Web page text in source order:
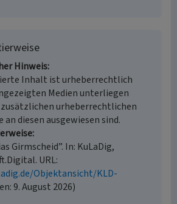
Hinweis
Inhalt ist urheberrechtlich
Medien unterliegen
urheberrechtlichen
an diesen ausgewiesen sind.
Girmscheid”. In: KuLaDig,
URL:
Objektansicht/KLD-
9. August 2026)